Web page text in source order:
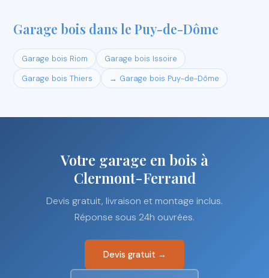
Garage bois dans le Puy-de-Dôme
Garage bois Riom
Garage bois Issoire
Garage bois Thiers
→ Garage bois Puy-de-Dôme
Votre garage en bois à
Clermont-Ferrand
Devis gratuit, livraison et montage inclus.
Réponse sous 24h ouvrées.
Devis gratuit →